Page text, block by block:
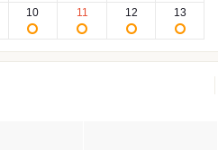
10 11 12 13